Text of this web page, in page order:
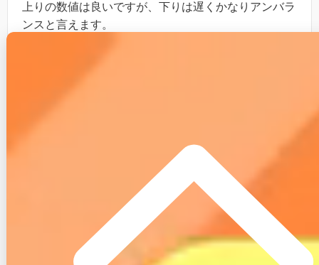
上りの数値は良いですが、下りは遅くかなりアンバラ
ンスと言えます。
３． IC光はこんな方におす
おすすめできる人を挙げるとすれば以下2つのどれ
か、もしくは両方に当てはまる人です。
簡単にフレッツ光から他の光回線サービスの乗り
換えたい人